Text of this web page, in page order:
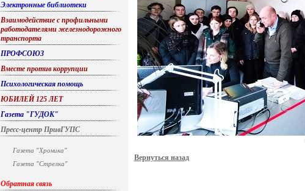
Электронные библиотеки
Взаимодействие с профильными
работодателями железнодорожного
транспорта
ПРОФСОЮЗ
Вместе против коррупции
Психологическая помощь
ЮБИЛЕЙ 125 ЛЕТ
Газета "ГУДОК"
Пресс-центр ПривГУПС
Газета "Хроника"
Газета "Стрелка"
Обратная связь
Вернуться назад